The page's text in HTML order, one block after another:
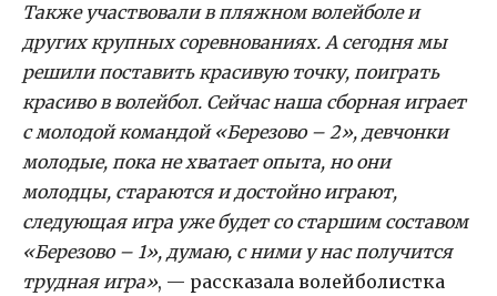
Также участвовали в пляжном волейболе и
других крупных соревнованиях. А сегодня мы
решили поставить красивую точку, поиграть
красиво в волейбол. Сейчас наша сборная играет
с молодой командой «Березово – 2», девчонки
молодые, пока не хватает опыта, но они
молодцы, стараются и достойно играют,
следующая игра уже будет со старшим составом
«Березово – 1», думаю, с ними у нас получится
трудная игра», — рассказала волейболистка